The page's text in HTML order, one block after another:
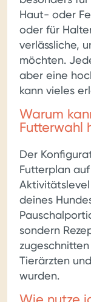
Haut- oder
oder für
verlässliche,
möchten.
aber eine
kann vieles
Warum
Futterwahl
Der
Futterplan
Aktivitätslevel
deines
sondern
Tierärzten
wurden.